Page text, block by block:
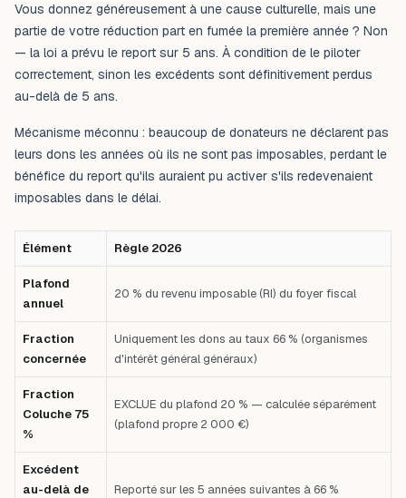
Vous donnez généreusement à une cause culturelle, mais une
partie de votre réduction part en fumée la première année ? Non
— la loi a prévu le report sur 5 ans. À condition de le piloter
correctement, sinon les excédents sont définitivement perdus
au-delà de 5 ans.
Mécanisme méconnu : beaucoup de donateurs ne déclarent pas
leurs dons les années où ils ne sont pas imposables, perdant le
bénéfice du report qu'ils auraient pu activer s'ils redevenaient
imposables dans le délai.
Élément Règle 2026
Plafond
annuel
20 % du revenu imposable (RI) du foyer fiscal
Fraction
concernée
Uniquement les dons au taux 66 % (organismes
d'intérêt général généraux)
Fraction
Coluche 75
%
EXCLUE du plafond 20 % — calculée séparément
(plafond propre 2 000 €)
Excédent
au-delà de
Reporté sur les 5 années suivantes à 66 %